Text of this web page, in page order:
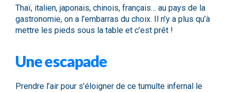
Thaï, italien, japonais, chinois, français… au pays de la
gastronomie, on a l’embarras du choix. Il n’y a plus qu’à
mettre les pieds sous la table et c’est prêt !
Une escapade
Prendre l’air pour s’éloigner de ce tumulte infernal le